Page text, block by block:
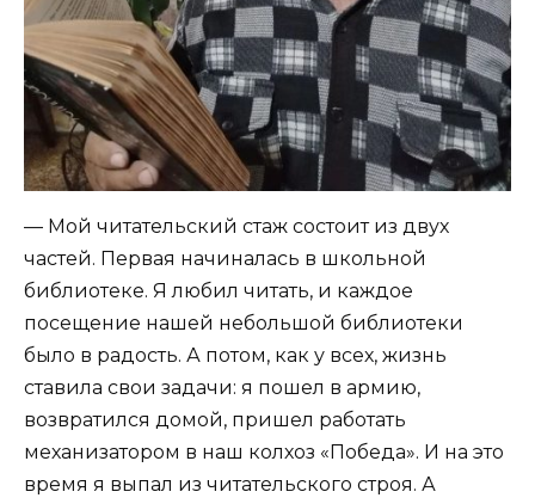
— Мой читательский стаж состоит из двух
частей. Первая начиналась в школьной
библиотеке. Я любил читать, и каждое
посещение нашей небольшой библиотеки
было в радость. А потом, как у всех, жизнь
ставила свои задачи: я пошел в армию,
возвратился домой, пришел работать
механизатором в наш колхоз «Победа». И на это
время я выпал из читательского строя. А